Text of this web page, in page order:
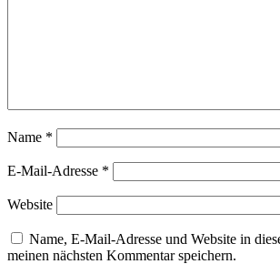
Name *
E-Mail-Adresse *
Website
Name, E-Mail-Adresse und Website in
meinen nächsten Kommentar speichern.